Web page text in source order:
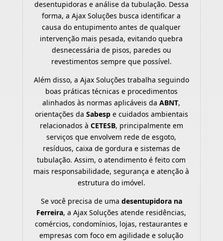
desentupidoras e análise da tubulação. Dessa
forma, a Ajax Soluções busca identificar a
causa do entupimento antes de qualquer
intervenção mais pesada, evitando quebra
desnecessária de pisos, paredes ou
revestimentos sempre que possível.
Além disso, a Ajax Soluções trabalha seguindo
boas práticas técnicas e procedimentos
alinhados às normas aplicáveis daABNT,
orientações da Sabespe cuidados ambientais
relacionados à CETESB, principalmente em
serviços que envolvem rede de esgoto,
resíduos, caixa de gordura e sistemas de
tubulação. Assim, o atendimento é feito com
mais responsabilidade, segurança e atenção à
estrutura do imóvel.
Se você precisa de uma desentupidora na
Ferreira, a Ajax Soluções atende residências,
comércios, condomínios, lojas, restaurantes e
empresas com foco em agilidade e solução